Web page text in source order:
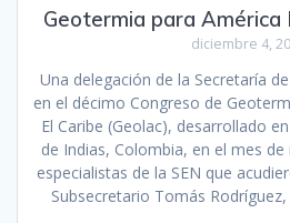
Geotermia para América
diciembre 4,
Una delegación de la Secretaría
en el décimo Congreso de
El Caribe (Geolac), desarrollado
de Indias, Colombia, en el mes
especialistas de la SEN que
Subsecretario Tomás